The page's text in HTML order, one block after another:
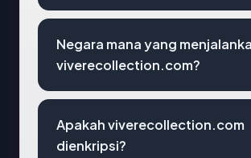
Negara mana yang
viverecollection.com?
Apakah viverecollection.com
dienkripsi?